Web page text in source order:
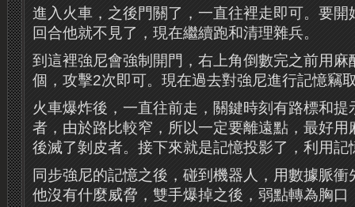
進入火車，之後門關了，一直往裡走即可。要開
回合他就不見了，現在繼續跑和清理雜兵。
到這裡強尼會強制開門，右上角倒數完之前用麻
個，攻擊2次即可。現在過去對強尼進行記憶竊
火車爆炸後，一直往前走，關鍵時刻有路標和
者，由於路比較窄，所以一定要離遠點，最好用
後滅了剝皮者。接下來就是記憶投影了，利用記
同步強尼的記憶之後，碰到機器人，用數據脈
他沒有什麼威脅，雙手爆掉之後，弱點轉為胸口